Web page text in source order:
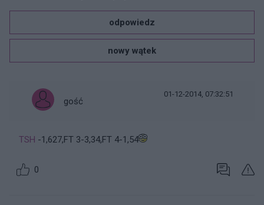
odpowiedz
nowy wątek
gość
01-12-2014, 07:32:51
TSH -1,627,FT 3-3,34,FT 4-1,54
0